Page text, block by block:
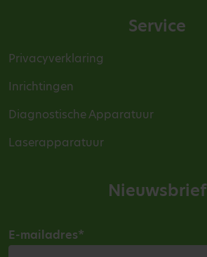
Service
Privacyverklaring
Inrichtingen
Diagnostische Apparatuur
Laserapparatuur
Nieuwsbrief
E-mailadres*